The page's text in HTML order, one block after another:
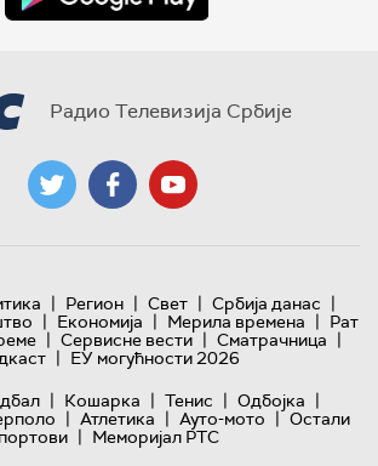
Радио Телевизија Србије
| Регион | Свет | Србија данас |
| Економија | Мерила времена | Рат
| Сервисне вести | Сматрачница |
| ЕУ могућности 2026
| Кошарка | Тенис | Одбојка |
| Атлетика | Ауто-мото | Остали
| Меморијал РТС